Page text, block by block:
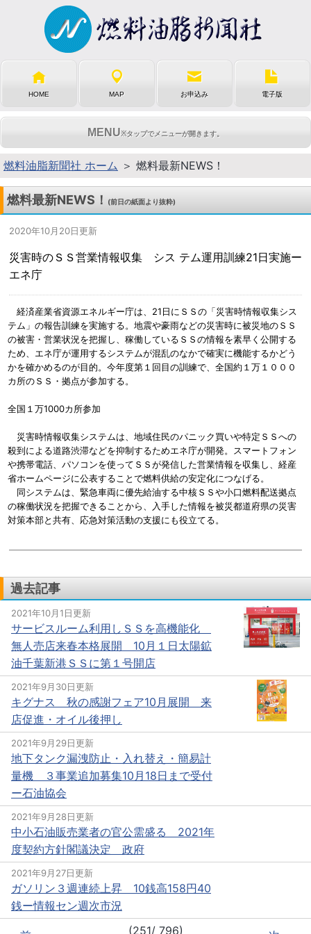
HOME MAP お申込み 電子版
MENU※タップでメニューが開きます。
燃料油脂新聞社 ホーム ＞ 燃料最新NEWS！
燃料最新NEWS！ (前日の紙面より抜粋)
2020年10月20日更新
災害時のＳＳ営業情報収集 シス テム運用訓練21日実施ー
エネ庁
経済産業省資源エネルギー庁は、21日にＳＳの「災害時情報収集シス
テム」の報告訓練を実施する。地震や豪雨などの災害時に被災地のＳＳ
の被害・営業状況を把握し、稼働しているＳＳの情報を素早く公開する
ため、エネ庁が運用するシステムが混乱のなかで確実に機能するかどう
かを確かめるのが目的。今年度第１回目の訓練で、全国約１万１０００
カ所のＳＳ・拠点が参加する。
全国１万1000カ所参加
災害時情報収集システムは、地域住民のパニック買いや特定ＳＳへの
殺到による道路渋滞などを抑制するためエネ庁が開発。スマートフォン
や携帯電話、パソコンを使ってＳＳが発信した営業情報を収集し、経産
省ホームページに公表することで燃料供給の安定化につなげる。
同システムは、緊急車両に優先給油する中核ＳＳや小口燃料配送拠点
の稼働状況を把握できることから、入手した情報を被災都道府県の災害
対策本部と共有、応急対策活動の支援にも役立てる。
過去記事
2021年10月1日更新
サービスルーム利用しＳＳを高機能化
無人売店来春本格展開 10月１日太陽鉱
油千葉新港ＳＳに第１号開店
2021年9月30日更新
キグナス 秋の感謝フェア10月展開 来
店促進・オイル後押し
2021年9月29日更新
地下タンク漏洩防止・入れ替え・簡易計
量機 ３事業追加募集10月18日まで受付
ー石油協会
2021年9月28日更新
中小石油販売業者の官公需盛る 2021年
度契約方針閣議決定 政府
2021年9月27日更新
ガソリン３週連続上昇 10銭高158円40
銭ー情報セン週次市況
(251/ 796)